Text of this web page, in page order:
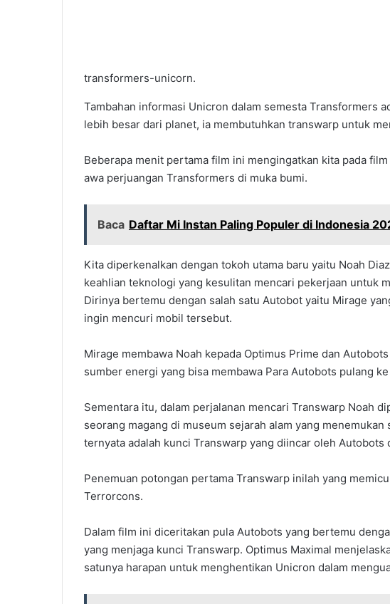
transformers-unicorn.
Tambahan informasi Unicron dalam semesta Transformers
lebih besar dari planet, ia membutuhkan transwarp untuk
Beberapa menit pertama film ini mengingatkan kita pada
awa perjuangan Transformers di muka bumi.
Baca Daftar Mi Instan Paling Populer di Indonesia
Kita diperkenalkan dengan tokoh utama baru yaitu Noah
keahlian teknologi yang kesulitan mencari pekerjaan untuk
Dirinya bertemu dengan salah satu Autobot yaitu Mirage
ingin mencuri mobil tersebut.
Mirage membawa Noah kepada Optimus Prime dan
sumber energi yang bisa membawa Para Autobots pulang
Sementara itu, dalam perjalanan mencari Transwarp Noah
seorang magang di museum sejarah alam yang
ternyata adalah kunci Transwarp yang diincar oleh Autobots
Penemuan potongan pertama Transwarp inilah yang
Terrorcons.
Dalam film ini diceritakan pula Autobots yang bertemu
yang menjaga kunci Transwarp. Optimus Maximal
satunya harapan untuk menghentikan Unicron dalam